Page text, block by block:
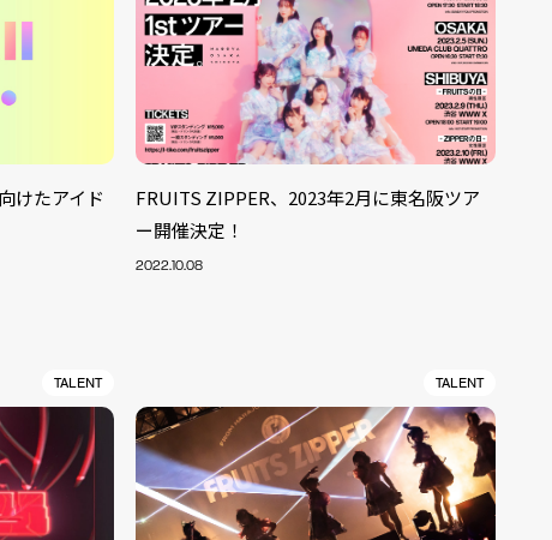
けたアイド
FRUITS ZIPPER、2023年2月に東名阪ツア
ー開催決定！
2022.10.08
TALENT TALENT